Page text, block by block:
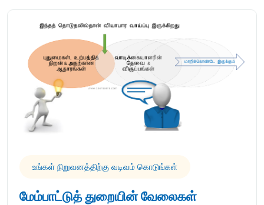
உங்கள் நிறுவனத்திற்கு வடிவம் கொடுங்கள்
மேம்பாட்டுத் துறையின் வேலைகள்